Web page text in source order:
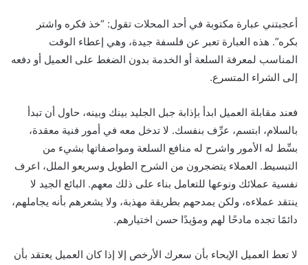
أعجبتني عبارة مكتوبة في أحد المحلات تقول: “خذ فكره واشتر
بكره”. هذه العبارة تعبر عن فلسفة جيدة، وهي إعطاء الوقت
المناسب لمعرفة السلعة أو الخدمة بدون الضغط على العميل أو دفعه
إلى الشراء المتسرع.
فعند مقابلة العميل ابدأ بإذابة جبل الجليد بينك وبينه، حاول أن تبدأ
بالسلام، ابتسم، عرِّف بنفسك. لا تدخل معه في أمور فنية معقدة،
بسِّط له الأمور واشرح له منافع السلعة ومواصفاتها بشيء من
التبسيط. العملاء يتضجرون من الشرح الطويل وسريعو الملل، اعرف
نفسية عملائك ونوعها للتعامل بناء على ذلك معهم. البائع الجيد لا
ينتقد عملاءه، ولكن يمدحهم بطريقة مهذبة، ولا يشعرهم بأنه يجاملهم،
دائمًا تجده مادحًا لهم ومؤيدًا حسن اختيارهم.
لا تعط العميل الإيحاء بأن سعرك الأرخص إلا إذا كان العميل يعتقد بأن